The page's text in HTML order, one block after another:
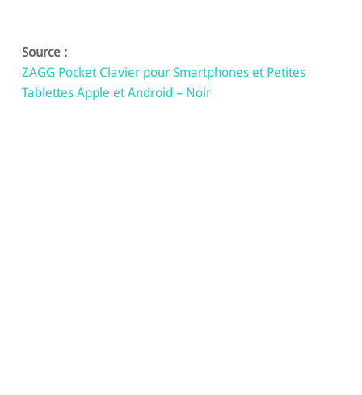
Source :
ZAGG Pocket Clavier pour Smartphones et Petites
Tablettes Apple et Android – Noir